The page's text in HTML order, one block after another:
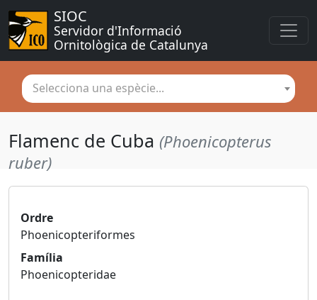
SIOC
Servidor d'Informació
Ornitològica de Catalunya
Selecciona una espècie...
Flamenc de Cuba (Phoenicopterus
ruber)
Ordre
Phoenicopteriformes
Família
Phoenicopteridae